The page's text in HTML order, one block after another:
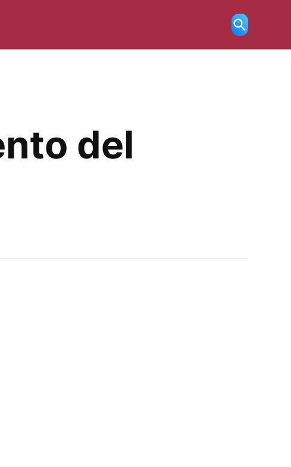
Ricerca
aperta
del